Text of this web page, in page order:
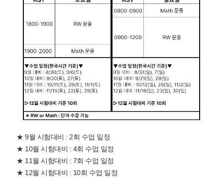
★ 9월 시험대비 : 2회 수업 일정
★ 10월 시험대비 : 4회 수업 일정
★ 11월 시험대비 : 7회 수업 일정
★ 12월 시험대비 : 10회 수업 일정